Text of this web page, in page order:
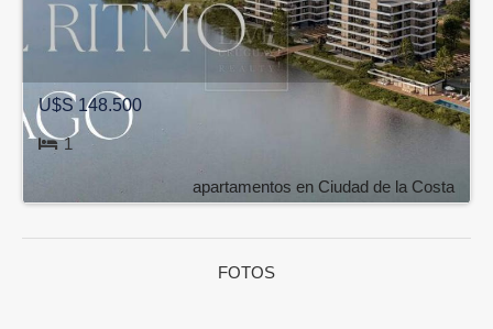
U$S 148.500
1
apartamentos en Ciudad de la Costa
FOTOS